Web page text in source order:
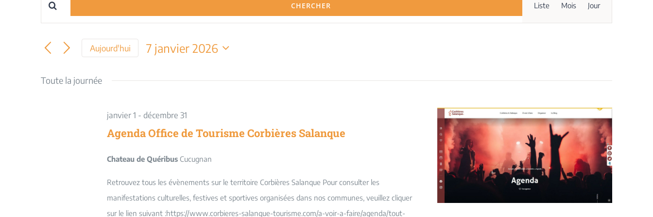
Recherche
et
navigation
de
Évènements
Saisir
Rechercher
par
CHERCHER
de
vues
Liste Mois Jour
Aujourd'hui
7 janvier 2026
date.
Toute la journée
janvier 1 - décembre 31
Agenda Office de Tourisme Corbières Salanque
Chateau de Quéribus Cucugnan
Retrouvez tous les évènements sur le territoire Corbières Salanque Pour consulter les
manifestations culturelles, festives et sportives organisées dans nos communes, veuillez cliquer
sur le lien suivant :https://www.corbieres-salanque-tourisme.com/a-voir-a-faire/agenda/tout-